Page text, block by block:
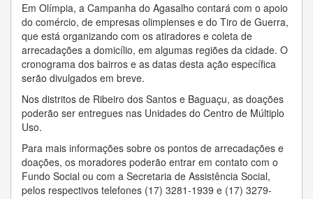
Em Olímpia, a Campanha do Agasalho contará com o apoio
do comércio, de empresas olimpienses e do Tiro de Guerra,
que está organizando com os atiradores e coleta de
arrecadações a domicílio, em algumas regiões da cidade. O
cronograma dos bairros e as datas desta ação específica
serão divulgados em breve.
Nos distritos de Ribeiro dos Santos e Baguaçu, as doações
poderão ser entregues nas Unidades do Centro de Múltiplo
Uso.
Para mais informações sobre os pontos de arrecadações e
doações, os moradores poderão entrar em contato com o
Fundo Social ou com a Secretaria de Assistência Social,
pelos respectivos telefones (17) 3281-1939 e (17) 3279-